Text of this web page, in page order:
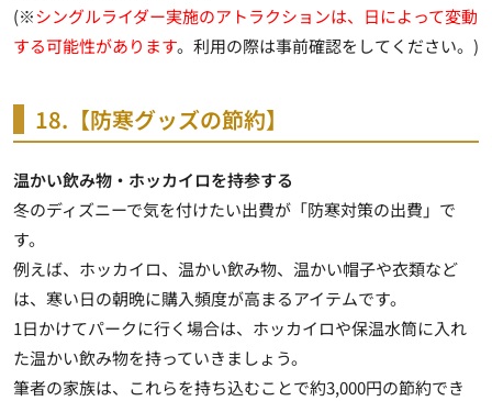
(※シングルライダー実施のアトラクションは、日によって変動
する可能性があります。利用の際は事前確認をしてください。)
18.【防寒グッズの節約】
温かい飲み物・ホッカイロを持参する
冬のディズニーで気を付けたい出費が「防寒対策の出費」で
す。
例えば、ホッカイロ、温かい飲み物、温かい帽子や衣類など
は、寒い日の朝晩に購入頻度が高まるアイテムです。
1日かけてパークに行く場合は、ホッカイロや保温水筒に入れ
た温かい飲み物を持っていきましょう。
筆者の家族は、これらを持ち込むことで約3,000円の節約でき